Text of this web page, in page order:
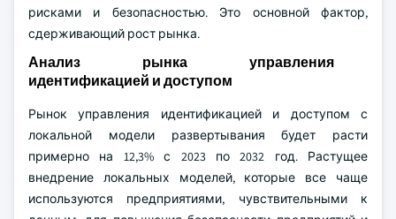
рисками и безопасностью. Это основной фактор,
сдерживающий рост рынка.
Анализ рынка управления
идентификацией и доступом
Рынок управления идентификацией и доступом с
локальной модели развертывания будет расти
примерно на 12,3% с 2023 по 2032 год. Растущее
внедрение локальных моделей, которые все чаще
используются предприятиями, чувствительными к